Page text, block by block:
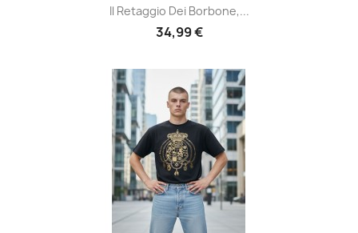
Il Retaggio Dei Borbone,...
34,99 €